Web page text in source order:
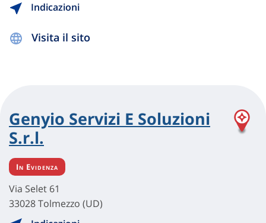
Indicazioni
Visita il sito
Genyio Servizi E Soluzioni
S.r.l.
In Evidenza
Via Selet 61
33028 Tolmezzo (UD)